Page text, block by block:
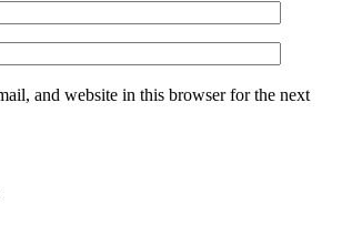
and website in this browser for the next